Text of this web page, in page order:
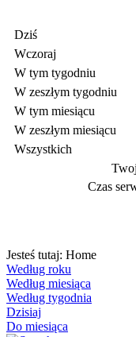
Dziś
Wczoraj
W tym tygodniu
W zeszłym tygodniu
W tym miesiącu
W zeszłym miesiącu
Wszystkich
Czas
Jesteś tutaj: Home
Według roku
Według miesiąca
Według tygodnia
Dzisiaj
Do miesiąca